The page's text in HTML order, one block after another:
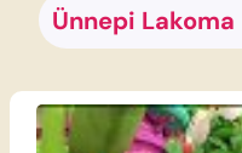
Ünnepi Lakoma